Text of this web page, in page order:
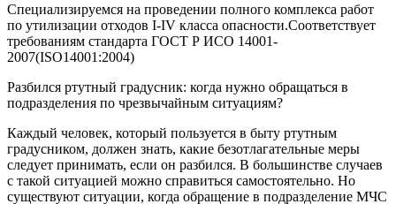
Специализируемся на проведении полного комплекса работ
по утилизации отходов I-IV класса опасности.Соответствует
требованиям стандарта ГОСТ Р ИСО 14001-
2007(ISO14001:2004)
Разбился ртутный градусник: когда нужно обращаться в
подразделения по чрезвычайным ситуациям?
Каждый человек, который пользуется в быту ртутным
градусником, должен знать, какие безотлагательные меры
следует принимать, если он разбился. В большинстве случаев
с такой ситуацией можно справиться самостоятельно. Но
существуют ситуации, когда обращение в подразделение МЧС